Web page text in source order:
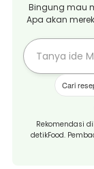
Bingung mau
Apa akan
Cari
Rekomendasi
detikFood.